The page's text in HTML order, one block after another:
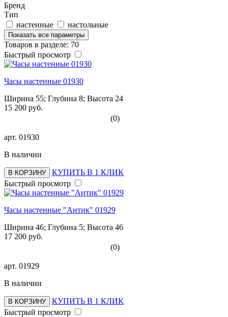
Бренд
Тип
настенные
настольные
Показать все параметры
Товаров в разделе: 70
Быстрый просмотр
Часы настенные 01930
Ширина 55; Глубина 8; Высота 24
15 200 руб.
(0)
арт. 01930
В наличии
В КОРЗИНУ
КУПИТЬ В 1 КЛИК
Быстрый просмотр
Часы настенные "Антик" 01929
Ширина 46; Глубина 5; Высота 46
17 200 руб.
(0)
арт. 01929
В наличии
В КОРЗИНУ
КУПИТЬ В 1 КЛИК
Быстрый просмотр